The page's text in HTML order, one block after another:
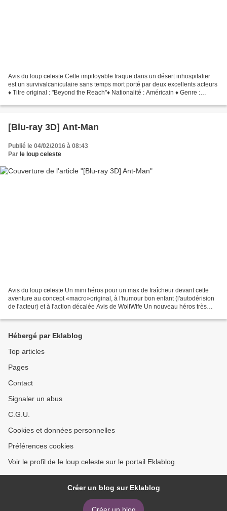
Avis du loup celeste Cette impitoyable traque dans un désert inhospitalier
est un survivalcaniculaire sans temps mort porté par deux excellents acteurs
♦ Titre original : "Beyond the Reach"♦ Nationalité : Américain ♦ Genre :
[Blu-ray 3D] Ant-Man
Publié le 04/02/2016 à 08:43
Par le loup celeste
Avis du loup celeste Un mini héros pour un max de fraîcheur devant cette
aventure au concept «macro»original, à l'humour bon enfant (l'autodérision
de l'acteur) et à l'action décalée Avis de WolfWife Un nouveau héros très
Hébergé par Eklablog
Top articles
Pages
Contact
Signaler un abus
C.G.U.
Cookies et données personnelles
Préférences cookies
Voir le profil de le loup celeste sur le portail Eklablog
Créer un blog sur Eklablog